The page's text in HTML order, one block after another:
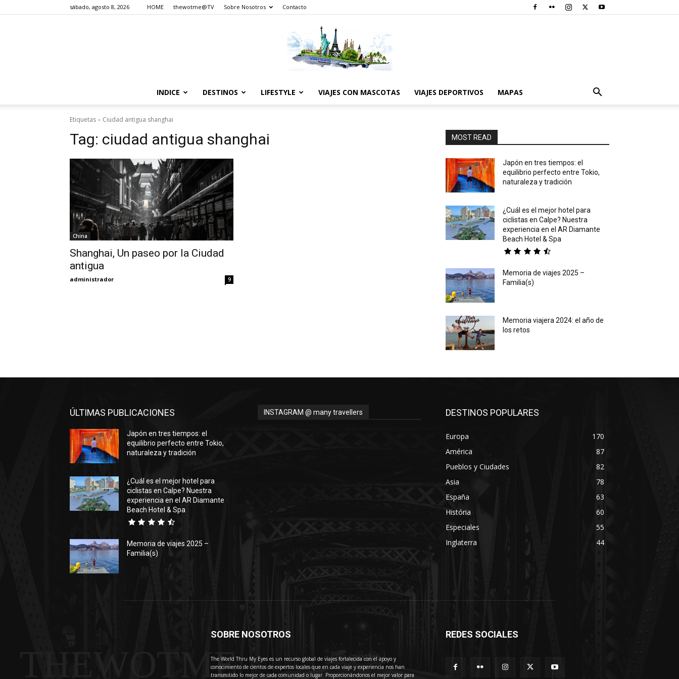
sábado, agosto 8, 2026 HOME thewotme@TV Sobre Nosotros Contacto
INDICE DESTINOS LIFESTYLE VIAJES CON MASCOTAS VIAJES DEPORTIVOS MAPAS
Etiquetas Ciudad antigua shanghai
Tag: ciudad antigua shanghai
China
Shanghai, Un paseo por la Ciudad
antigua
administrador 9
MOST READ
Japón en tres tiempos: el
equilibrio perfecto entre Tokio,
naturaleza y tradición
¿Cuál es el mejor hotel para
ciclistas en Calpe? Nuestra
experiencia en el AR Diamante
Beach Hotel & Spa
Memoria de viajes 2025 –
Familia(s)
Memoria viajera 2024: el año de
los retos
ÚLTIMAS PUBLICACIONES
Japón en tres tiempos: el
equilibrio perfecto entre Tokio,
naturaleza y tradición
¿Cuál es el mejor hotel para
ciclistas en Calpe? Nuestra
experiencia en el AR Diamante
Beach Hotel & Spa
Memoria de viajes 2025 –
Familia(s)
INSTAGRAM @ many travellers DESTINOS POPULARES
Europa
170
América
87
Pueblos y Ciudades
82
Asia
78
España
63
História
60
Especiales
55
Inglaterra
44
THEWOTME
SOBRE NOSOTROS
The World Thru My Eyes es un recurso global de viajes fortalecida con el apoyo y
conocimiento de cientos de expertos locales que en cada viaje y experiencia nos han
transmitido lo mejor de cada comunidad o lugar. Proporcionándonos el mejor valor para
REDES SOCIALES